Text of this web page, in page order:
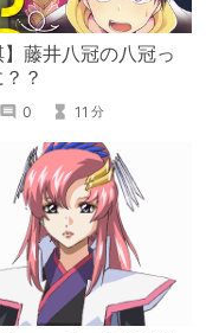
】藤井八冠の八冠っ
？
0 11 分